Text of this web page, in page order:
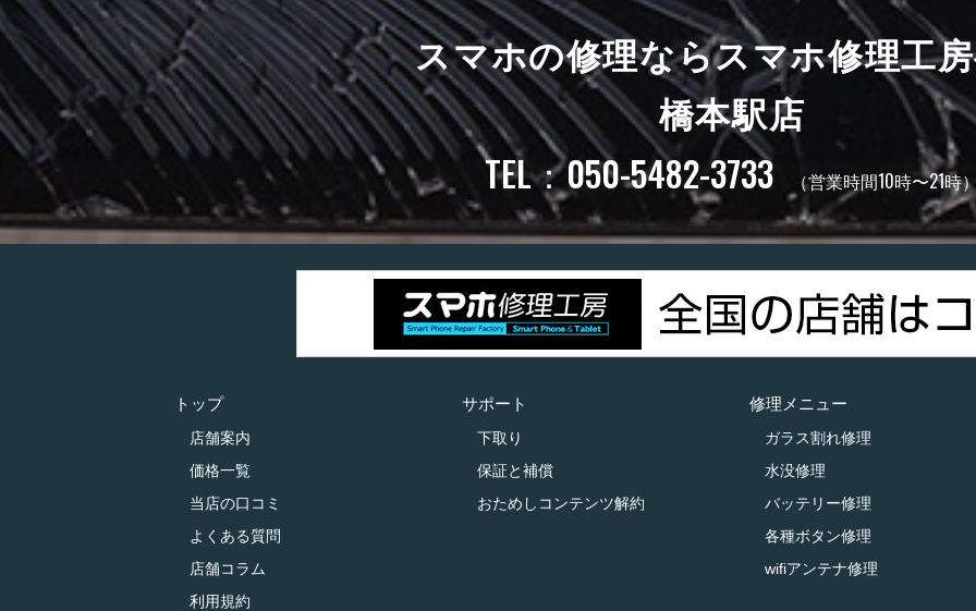
スマホの修理ならスマホ修理工
橋本駅店
TEL：050-5482-3733 （営業時間10時〜21時
トップ
店舗案内
価格一覧
当店の口コミ
よくある質問
店舗コラム
利用規約
サポート
下取り
保証と補償
おためしコンテンツ解約
修理メニュー
ガラス割れ修理
水没修理
バッテリー修理
各種ボタン修理
wifiアンテナ修理